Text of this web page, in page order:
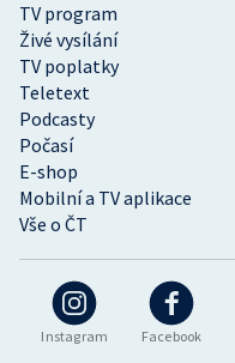
Instagram Facebook
TV program
Živé vysílání
TV poplatky
Teletext
Podcasty
Počasí
E-shop
Mobilní a TV aplikace
Vše o ČT